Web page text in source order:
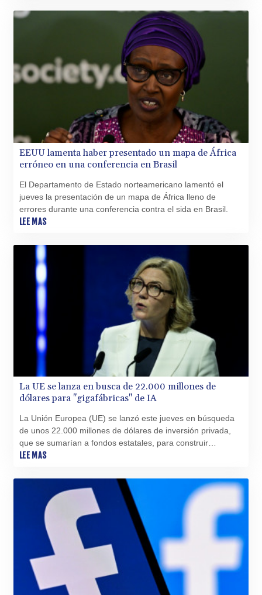
XCD 3.124515
XCG 2.077474
XDR 0.81579
XOF 655.948849
XPF 119.331742
YER 275.626884
ZAR 18.667336
ZMK 10406.612213
ZMW 21.75673
ZWL 372.275202
EEUU lamenta haber presentado un mapa de África
erróneo en una conferencia en Brasil
El Departamento de Estado norteamericano lamentó el
jueves la presentación de un mapa de África lleno de
errores durante una conferencia contra el sida en Brasil.
LEE MAS
La UE se lanza en busca de 22.000 millones de
dólares para "gigafábricas" de IA
La Unión Europea (UE) se lanzó este jueves en búsqueda
de unos 22.000 millones de dólares de inversión privada,
que se sumarían a fondos estatales, para construir
"gigafábricas" de inteligencia artificial (IA) y desarrollar su
LEE MAS